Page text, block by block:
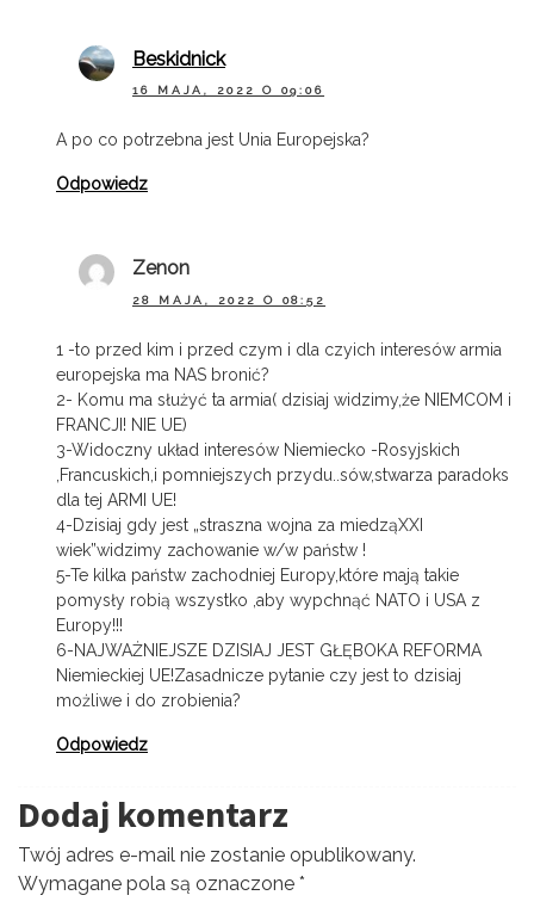
Beskidnick
16 MAJA, 2022 O 09:06
A po co potrzebna jest Unia Europejska?
Odpowiedz
Zenon
28 MAJA, 2022 O 08:52
1 -to przed kim i przed czym i dla czyich interesów armia
europejska ma NAS bronić?
2- Komu ma służyć ta armia( dzisiaj widzimy,że NIEMCOM i
FRANCJI! NIE UE)
3-Widoczny układ interesów Niemiecko -Rosyjskich
,Francuskich,i pomniejszych przydu..sów,stwarza paradoks
dla tej ARMI UE!
4-Dzisiaj gdy jest „straszna wojna za miedząXXI
wiek”widzimy zachowanie w/w państw !
5-Te kilka państw zachodniej Europy,które mają takie
pomysły robią wszystko ,aby wypchnąć NATO i USA z
Europy!!!
6-NAJWAŻNIEJSZE DZISIAJ JEST GŁĘBOKA REFORMA
Niemieckiej UE!Zasadnicze pytanie czy jest to dzisiaj
możliwe i do zrobienia?
Odpowiedz
Dodaj komentarz
Twój adres e-mail nie zostanie opublikowany.
Wymagane pola są oznaczone *